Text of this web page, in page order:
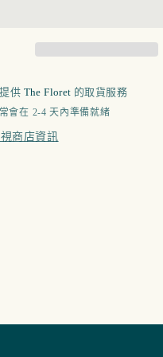
供 The Floret 的取貨服務
會在 2-4 天內準備就緒
商店資訊